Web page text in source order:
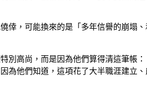
倖，可能換來的是「多年信譽的崩
高尚，而是因為他們算得清這筆帳
他們知道，這項花了大半職涯建立